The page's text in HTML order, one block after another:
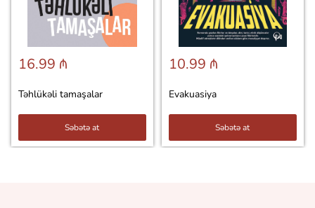
16.99 ₼
Təhlükəli tamaşalar
Səbətə at
10.99 ₼
Evakuasiya
Səbətə at